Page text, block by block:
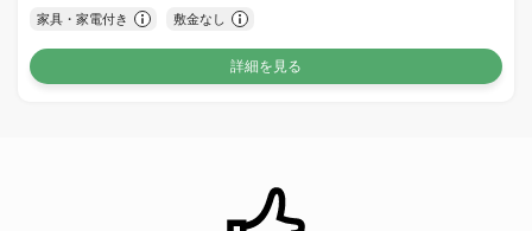
家具・家電付き 敷金なし
詳細を見る